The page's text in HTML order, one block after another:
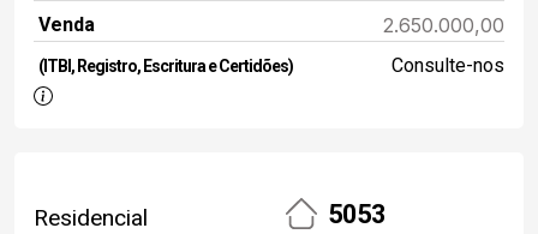
Venda
2.650.000,00
(ITBI, Registro, Escritura e Certidões) Consulte-nos
Residencial 5053